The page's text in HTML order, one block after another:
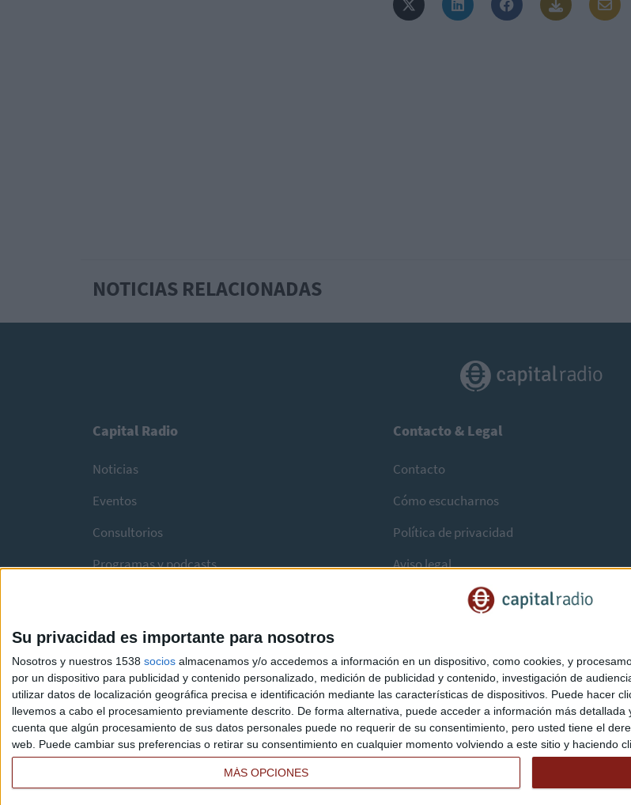
Su privacidad es importante para nosotros
Nosotros y nuestros 1538 socios almacenamos y/o accedemos a información en un dispositivo, como cookies, y
por un dispositivo para publicidad y contenido personalizado, medición de publicidad y contenido, investigación de
utilizar datos de localización geográfica precisa e identificación mediante las características de dispositivos. Puede hacer
llevemos a cabo el procesamiento previamente descrito. De forma alternativa, puede acceder a información más
cuenta que algún procesamiento de sus datos personales puede no requerir de su consentimiento, pero usted tiene el
web. Puede cambiar sus preferencias o retirar su consentimiento en cualquier momento volviendo a este sitio y haciendo
MÁS OPCIONES
NOTICIAS RELACIONADAS
Capital Radio
Noticias
Eventos
Consultorios
Programas y podcasts
Contacto & Legal
Contacto
Cómo escucharnos
Política de privacidad
Aviso legal